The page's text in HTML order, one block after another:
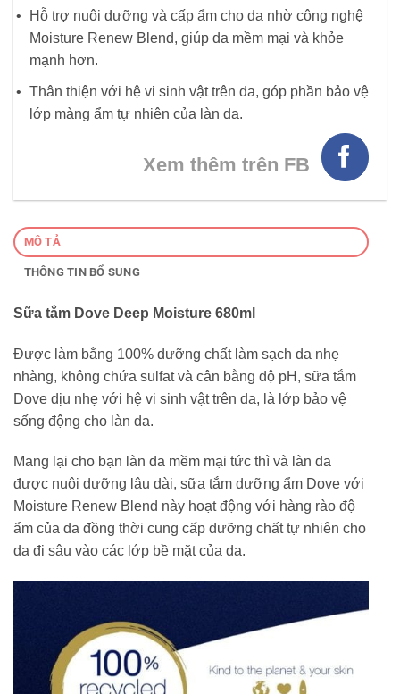
Hỗ trợ nuôi dưỡng và cấp ẩm cho da nhờ công nghệ
Moisture Renew Blend, giúp da mềm mại và khỏe
mạnh hơn.
Thân thiện với hệ vi sinh vật trên da, góp phần bảo vệ
lớp màng ẩm tự nhiên của làn da.
Xem thêm trên FB
MÔ TẢ
THÔNG TIN BỔ SUNG
Sữa tắm Dove Deep Moisture 680ml
Được làm bằng 100% dưỡng chất làm sạch da nhẹ
nhàng, không chứa sulfat và cân bằng độ pH, sữa tắm
Dove dịu nhẹ với hệ vi sinh vật trên da, là lớp bảo vệ
sống động cho làn da.
Mang lại cho bạn làn da mềm mại tức thì và làn da
được nuôi dưỡng lâu dài, sữa tắm dưỡng ẩm Dove với
Moisture Renew Blend này hoạt động với hàng rào độ
ẩm của da đồng thời cung cấp dưỡng chất tự nhiên cho
da đi sâu vào các lớp bề mặt của da.